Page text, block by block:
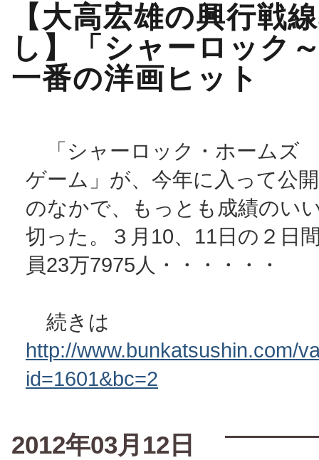
【大高宏雄の興行戦
し】「シャーロック
一番の洋画ヒット
「シャーロック・ホーム
ゲーム」が、今年に入って公
のなかで、もっとも成績のい
切った。３月10、11日の２日
員23万7975人・・・・・・
続きは
http://www.bunkatsushin.com/
id=1601&bc=2
2012年03月12日